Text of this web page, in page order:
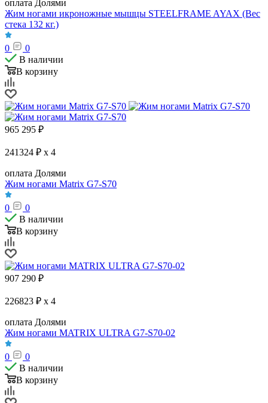
оплата Долями
Жим ногами икроножные мышцы STEELFRAME AYAX (Вес
стека 132 кг.)
0
0
В наличии
В корзину
965 295 ₽
241324 ₽ x 4
оплата Долями
Жим ногами Matrix G7-S70
0
0
В наличии
В корзину
907 290 ₽
226823 ₽ x 4
оплата Долями
Жим ногами MATRIX ULTRA G7-S70-02
0
0
В наличии
В корзину